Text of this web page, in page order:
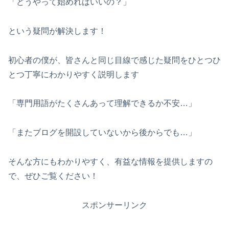
「どうやって始めればいいの？」
という疑問が解決します！
初心者の僕が、皆さんと同じ目線で感じた疑問をひとつひ
とつ丁寧にわかりやすく説明します
「専門用語がたくさんあって理解できるか不安…」
「またブログを開設していないから後からでも…」
そんな方にもわかりやすく、有益な情報を提供しますの
で、ぜひご覧ください！
スポンサーリンク